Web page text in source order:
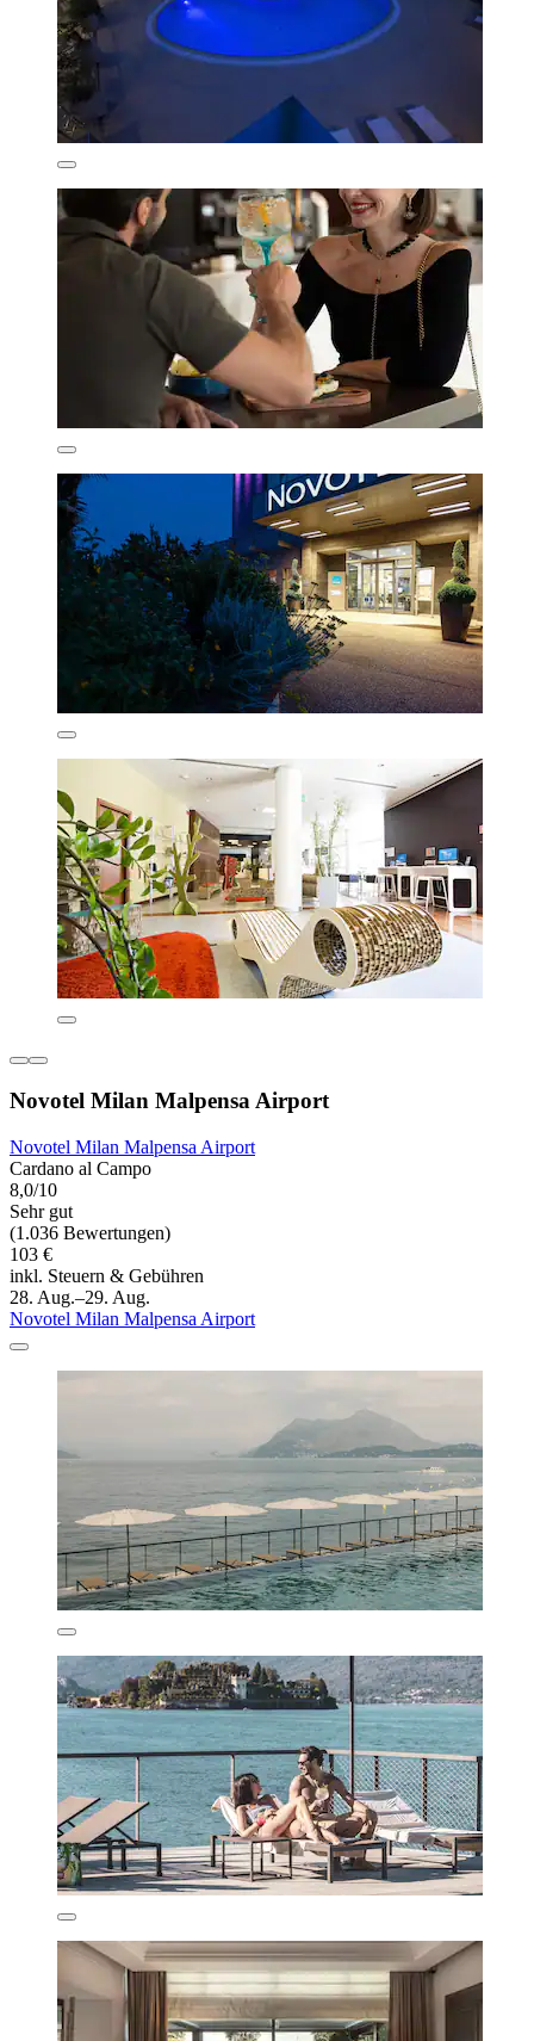
Novotel Milan Malpensa Airport
Novotel Milan Malpensa Airport
Cardano al Campo
8,0/10
Sehr gut
(1.036 Bewertungen)
103 €
inkl. Steuern & Gebühren
28. Aug.–29. Aug.
Novotel Milan Malpensa Airport